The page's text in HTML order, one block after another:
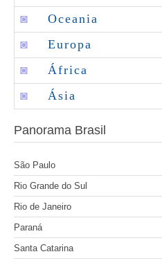
◙
Oceania
◙
Europa
◙
África
◙
Ásia
Panorama Brasil
São Paulo
Rio Grande do Sul
Rio de Janeiro
Paraná
Santa Catarina